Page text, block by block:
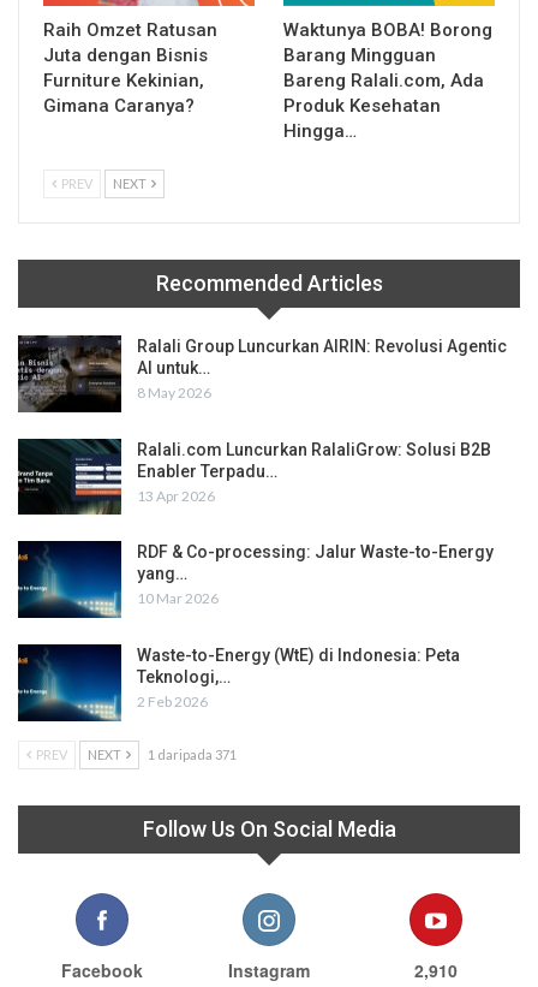
Raih Omzet Ratusan
Juta dengan Bisnis
Furniture Kekinian,
Gimana Caranya?
Waktunya BOBA! Borong
Barang Mingguan
Bareng Ralali.com, Ada
Produk Kesehatan
Hingga…
PREV NEXT
Recommended Articles
Ralali Group Luncurkan AIRIN: Revolusi Agentic
AI untuk…
8 May 2026
Ralali.com Luncurkan RalaliGrow: Solusi B2B
Enabler Terpadu…
13 Apr 2026
RDF & Co-processing: Jalur Waste-to-Energy
yang…
10 Mar 2026
Waste-to-Energy (WtE) di Indonesia: Peta
Teknologi,…
2 Feb 2026
PREV NEXT 1 daripada 371
Follow Us On Social Media
Facebook Instagram 2,910